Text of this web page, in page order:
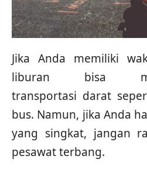
Jika Anda memiliki
liburan bisa
transportasi darat
bus. Namun, jika Anda
yang singkat, jangan
pesawat terbang.